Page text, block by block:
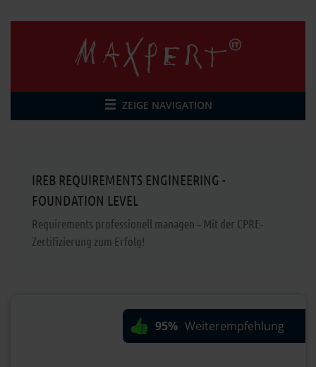
ZEIGE NAVIGATION
IREB REQUIREMENTS ENGINEERING -
FOUNDATION LEVEL
Requirements professionell managen – Mit der CPRE-
Zertifizierung zum Erfolg!
95% Weiterempfehlung